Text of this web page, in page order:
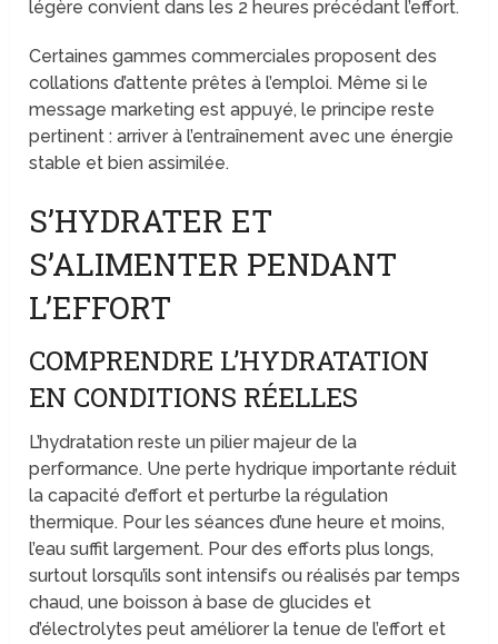
légère convient dans les 2 heures précédant l’effort.
Certaines gammes commerciales proposent des
collations d’attente prêtes à l’emploi. Même si le
message marketing est appuyé, le principe reste
pertinent : arriver à l’entraînement avec une énergie
stable et bien assimilée.
S’HYDRATER ET
S’ALIMENTER PENDANT
L’EFFORT
COMPRENDRE L’HYDRATATION
EN CONDITIONS RÉELLES
L’hydratation reste un pilier majeur de la
performance. Une perte hydrique importante réduit
la capacité d’effort et perturbe la régulation
thermique. Pour les séances d’une heure et moins,
l’eau suffit largement. Pour des efforts plus longs,
surtout lorsqu’ils sont intensifs ou réalisés par temps
chaud, une boisson à base de glucides et
d’électrolytes peut améliorer la tenue de l’effort et